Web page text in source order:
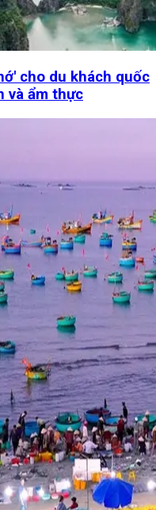
cho du khách quốc
và ẩm thực